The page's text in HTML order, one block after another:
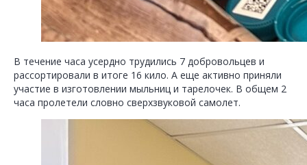
В течение часа усердно трудились 7 добровольцев и
рассортировали в итоге 16 кило. А еще активно приняли
участие в изготовлении мыльниц и тарелочек. В общем 2
часа пролетели словно сверхзвуковой самолет.